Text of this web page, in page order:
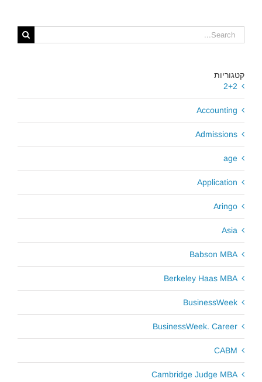
קטגוריות
2+2
Accounting
Admissions
age
Application
Aringo
Asia
Babson MBA
Berkeley Haas MBA
BusinessWeek
BusinessWeek. Career
CABM
Cambridge Judge MBA